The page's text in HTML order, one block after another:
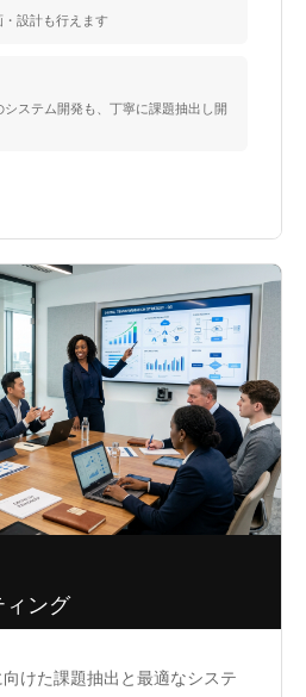
設計も行えます
ステム開発も、丁寧に課題抽出し開
ィング
けた課題抽出と最適なシステ